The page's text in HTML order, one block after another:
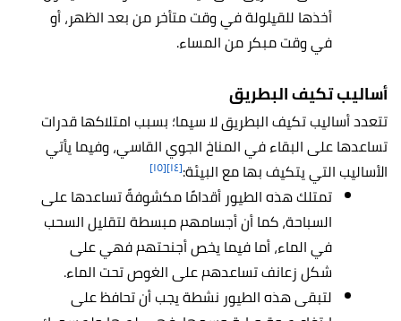
أخذها للقيلولة في وقت متأخر من بعد الظهر، أو
في وقت مبكر من المساء.
أساليب تكيف البطريق
تتعدد أساليب تكيف البطريق لا سيما؛ بسبب امتلاكها قدرات
تساعدها على البقاء في المناخ الجوي القاسي، وفيما يأتي
الأساليب التي يتكيف بها مع البيئة:[١٤] [١٥]
تمتلك هذه الطيور أقدامًا مكشوفةً تساعدها على
السباحة، كما أن أجسامهم مبسطة لتقليل السحب
في الماء، أما فيما يخص أجنحتهم فهي على
شكل زعانف تساعدهم على الغوص تحت الماء.
لتبقى هذه الطيور نشطة يجب أن تحافظ على